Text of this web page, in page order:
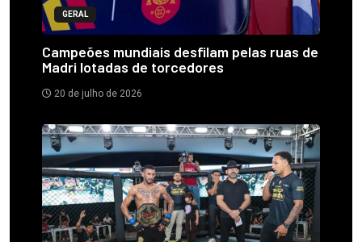
GERAL
Campeões mundiais desfilam pelas ruas de
Madri lotadas de torcedores
20 de julho de 2026